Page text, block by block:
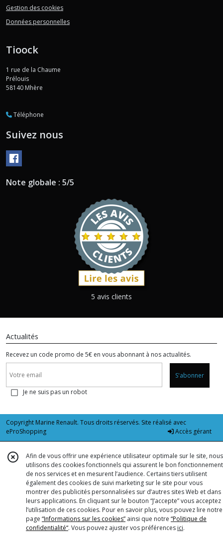
Gestion des cookies
Données personnelles
Tioock
1 rue de la Chaume
Prélouis
58140 Mhère
Téléphone
Suivez nous
Note globale : 5/5
5 avis clients
Actualités
Recevez un code promo de 5€ en vous abonnant à nos actualités.
S'abonner
Je ne suis pas un robot
Copyright Marine Renault. Tous droits réservés. Site réalisé avec
eProShopping
Accès gérant
Afin de vous offrir une expérience utilisateur optimale sur le site, nous
utilisons des cookies fonctionnels qui assurent le bon fonctionnement
de nos services et en mesurent l’audience. Certains tiers utilisent
également des cookies de suivi marketing sur le site pour vous
montrer des publicités personnalisées sur d’autres sites Web et dans
leurs applications. En cliquant sur le bouton “J’accepte” vous acceptez
l’utilisation de ces cookies. Pour en savoir plus, vous pouvez lire notre
page “Informations sur les cookies” ainsi que notre “Politique de
confidentialité“. Vous pouvez ajuster vos préférences ici.